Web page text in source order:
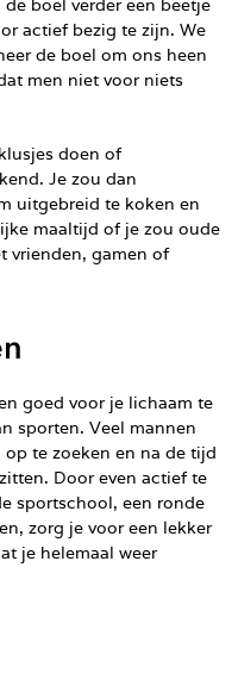
boel verder een beetje
actief bezig te zijn. We
de boel om ons heen
men niet voor niets
doen of
Je zou dan
uitgebreid te koken en
maaltijd of je zou oude
vrienden, gamen of
goed voor je lichaam te
sporten. Veel mannen
te zoeken en na de tijd
Door even actief te
sportschool, een ronde
zorg je voor een lekker
je helemaal weer